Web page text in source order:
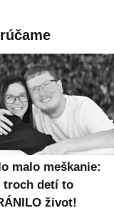
malo meškanie:
troch detí to
život!